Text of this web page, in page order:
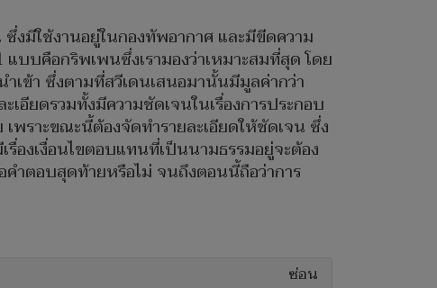
มีใช้งานอยู่ในกองทัพอากาศ และมีขีดความ
บบคือกริพเพนซึ่งเรามองว่าเหมาะสมที่สุด โดย
เข้า ซึ่งตามที่สวีเดนเสนอมานั้นมีมูลค่ากว่า
อียดรวมทั้งมีความชัดเจนในเรื่องการประกอบ
ราะขณะนี้ต้องจัดทำรายละเอียดให้ชัดเจน ซึ่ง
องเงื่อนไขตอบแทนที่เป็นนามธรรมอยู่จะต้อง
ำตอบสุดท้ายหรือไม่ จนถึงตอนนี้ถือว่าการ
ซ่อน